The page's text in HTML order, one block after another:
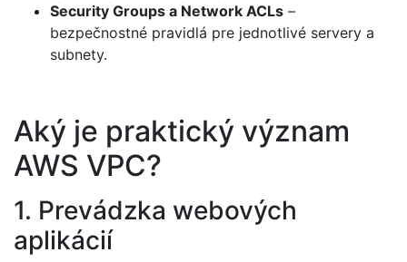
Security Groups a Network ACLs –
bezpečnostné pravidlá pre jednotlivé servery a
subnety.
Aký je praktický význam
AWS VPC?
1. Prevádzka webových
aplikácií